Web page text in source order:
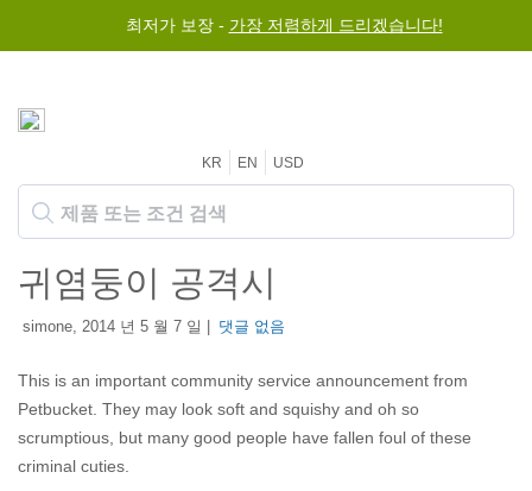
최저가 보장 - 가장 저렴하게 드리겠습니다!
KR EN USD
귀염둥이 공격시
simone, 2014 년 5 월 7 일 | 댓글 없음
This is an important community service announcement from
Petbucket. They may look soft and squishy and oh so
scrumptious, but many good people have fallen foul of these
criminal cuties.